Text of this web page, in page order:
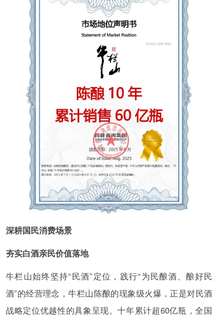
深耕国民消费场景
夯实白酒亲民价值落地
牛栏山始终坚持“民酒”定位，践行“为民酿酒、酿好民
酒”的经营理念，牛栏山陈酿的现象级火爆，正是对民酒
战略定位优越性的具象呈现。十年累计超60亿瓶，全国